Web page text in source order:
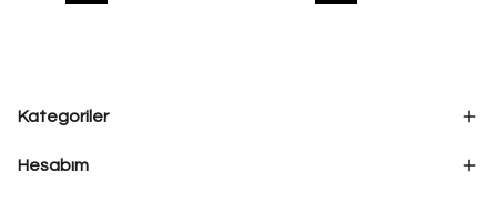
Kategoriler
Hesabım